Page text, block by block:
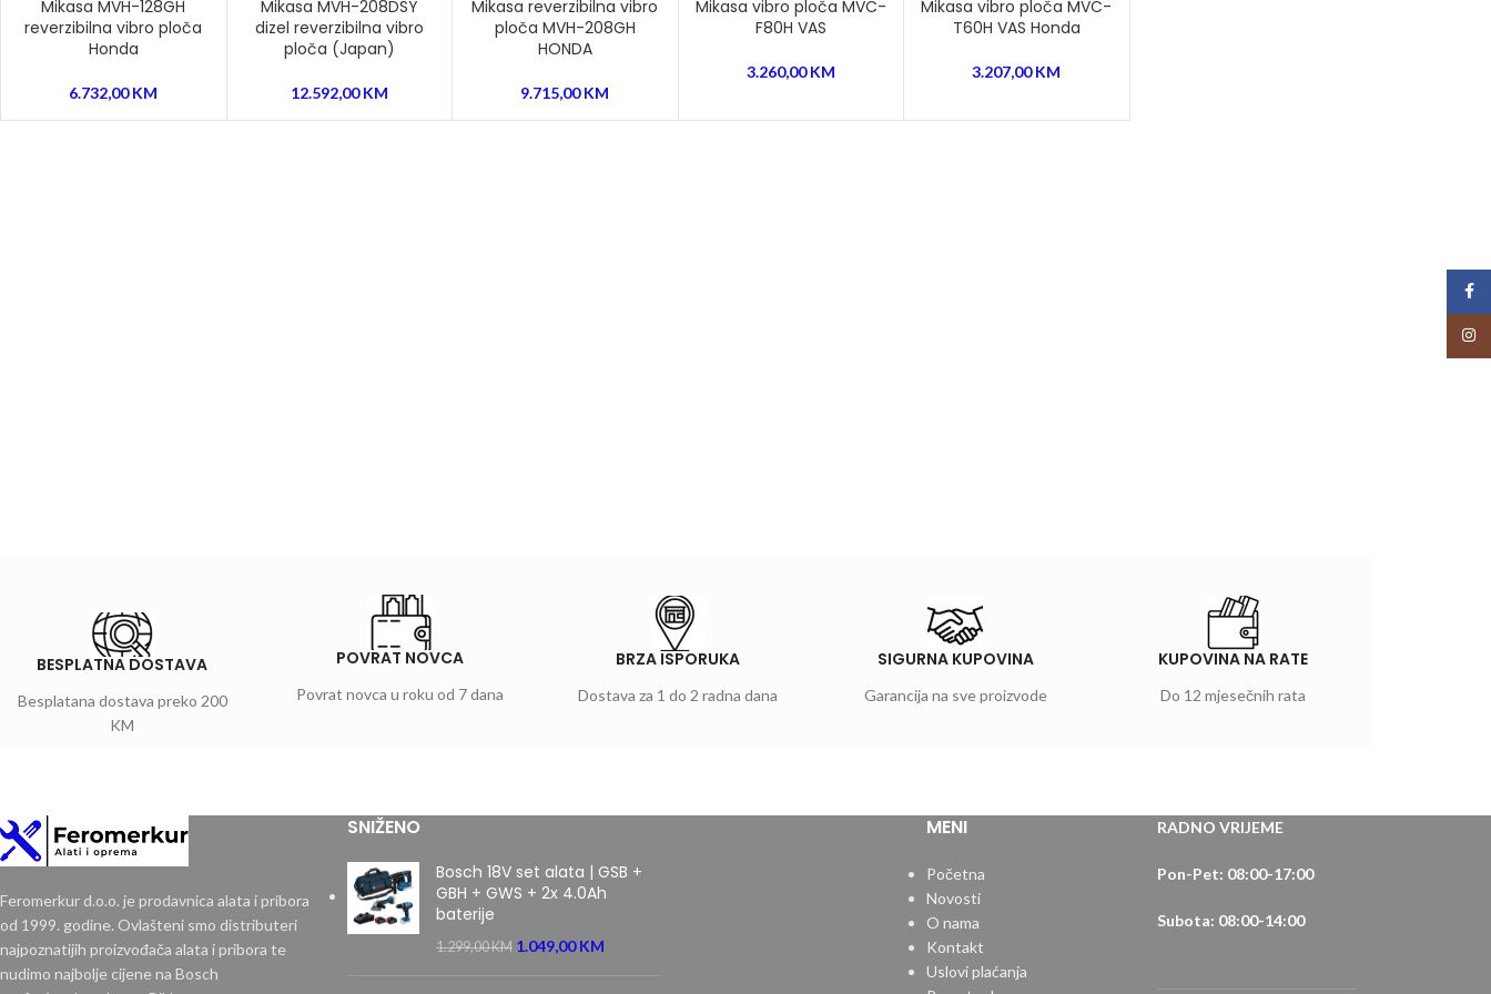
Mikasa MVH-128GH
reverzibilna vibro ploča
Honda
6.732,00KM
Mikasa MVH-208DSY
dizel reverzibilna vibro
ploča (Japan)
12.592,00KM
Mikasa reverzibilna vibro
ploča MVH-208GH
HONDA
9.715,00KM
Mikasa vibro ploča MVC-
F80H VAS
3.260,00KM
Mikasa vibro ploča MVC-
T60H VAS Honda
3.207,00KM
BESPLATNA DOSTAVA
Besplatana dostava preko 200
KM
POVRAT NOVCA
Povrat novca u roku od 7 dana
BRZA ISPORUKA
Dostava za 1 do 2 radna dana
SIGURNA KUPOVINA
Garancija na sve proizvode
KUPOVINA NA RATE
Do 12 mjesečnih rata
Feromerkur d.o.o. je prodavnica alata i pribora
od 1999. godine. Ovlašteni smo distributeri
najpoznatijih proizvođača alata i pribora te
nudimo najbolje cijene na Bosch
SNIŽENO
Bosch 18V set alata | GSB +
GBH + GWS + 2x 4.0Ah
baterije
1.299,00KM 1.049,00KM
MENI
Početna
Novosti
O nama
Kontakt
Uslovi plaćanja
RADNO VRIJEME
Pon-Pet: 08:00-17:00
Subota: 08:00-14:00